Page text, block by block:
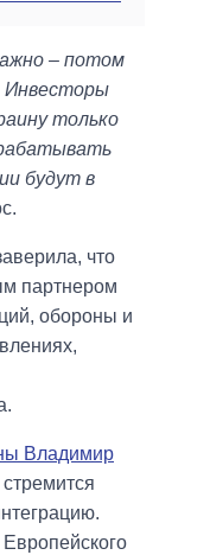
– потом
только
будут в
что
партнером
обороны и
Владимир
Европейского